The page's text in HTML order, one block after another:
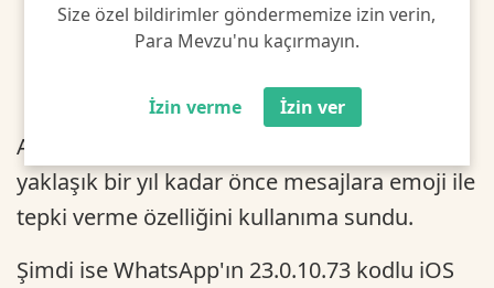
Size özel bildirimler göndermemize izin verin,
Para Mevzu'nu kaçırmayın.
İzin verme İzin ver
Anlık haberleşme uygulaması WhatsApp,
yaklaşık bir yıl kadar önce mesajlara emoji ile
tepki verme özelliğini kullanıma sundu.
Şimdi ise WhatsApp'ın 23.0.10.73 kodlu iOS